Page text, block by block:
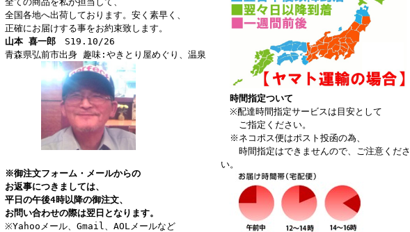
全国各地へ出荷しております。安く素早く、
正確にお届けする事をお約束致します。
山本 喜一郎 S19.10/26
青森県弘前市出身 趣味:やきとり屋めぐり、温泉
※御注文フォーム・メールからの
お返事につきましては、
平日の午後4時以降の御注文、
お問い合わせの際は翌日となります。
※Yahooメール、Gmail、AOLメールなど
時間指定ついて
※配達時間指定サービスは目安として
ご指定ください。
※ネコポス便はポスト投函の為、
時間指定はできませんので、ご注意くださ
い。